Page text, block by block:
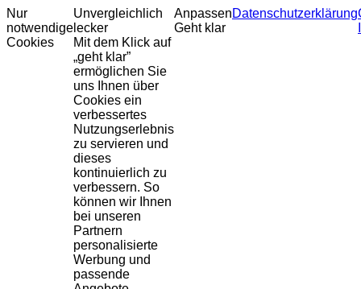
Nur
notwendige
Cookies
Unvergleichlich
lecker
Mit dem Klick auf
„geht klar”
ermöglichen Sie
uns Ihnen über
Cookies ein
verbessertes
Nutzungserlebnis
zu servieren und
dieses
kontinuierlich zu
verbessern. So
können wir Ihnen
bei unseren
Partnern
personalisierte
Werbung und
passende
Anpassen
Geht klar
Datenschutzerklärung